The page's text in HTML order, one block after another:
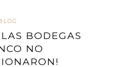
BODEGAS
NO